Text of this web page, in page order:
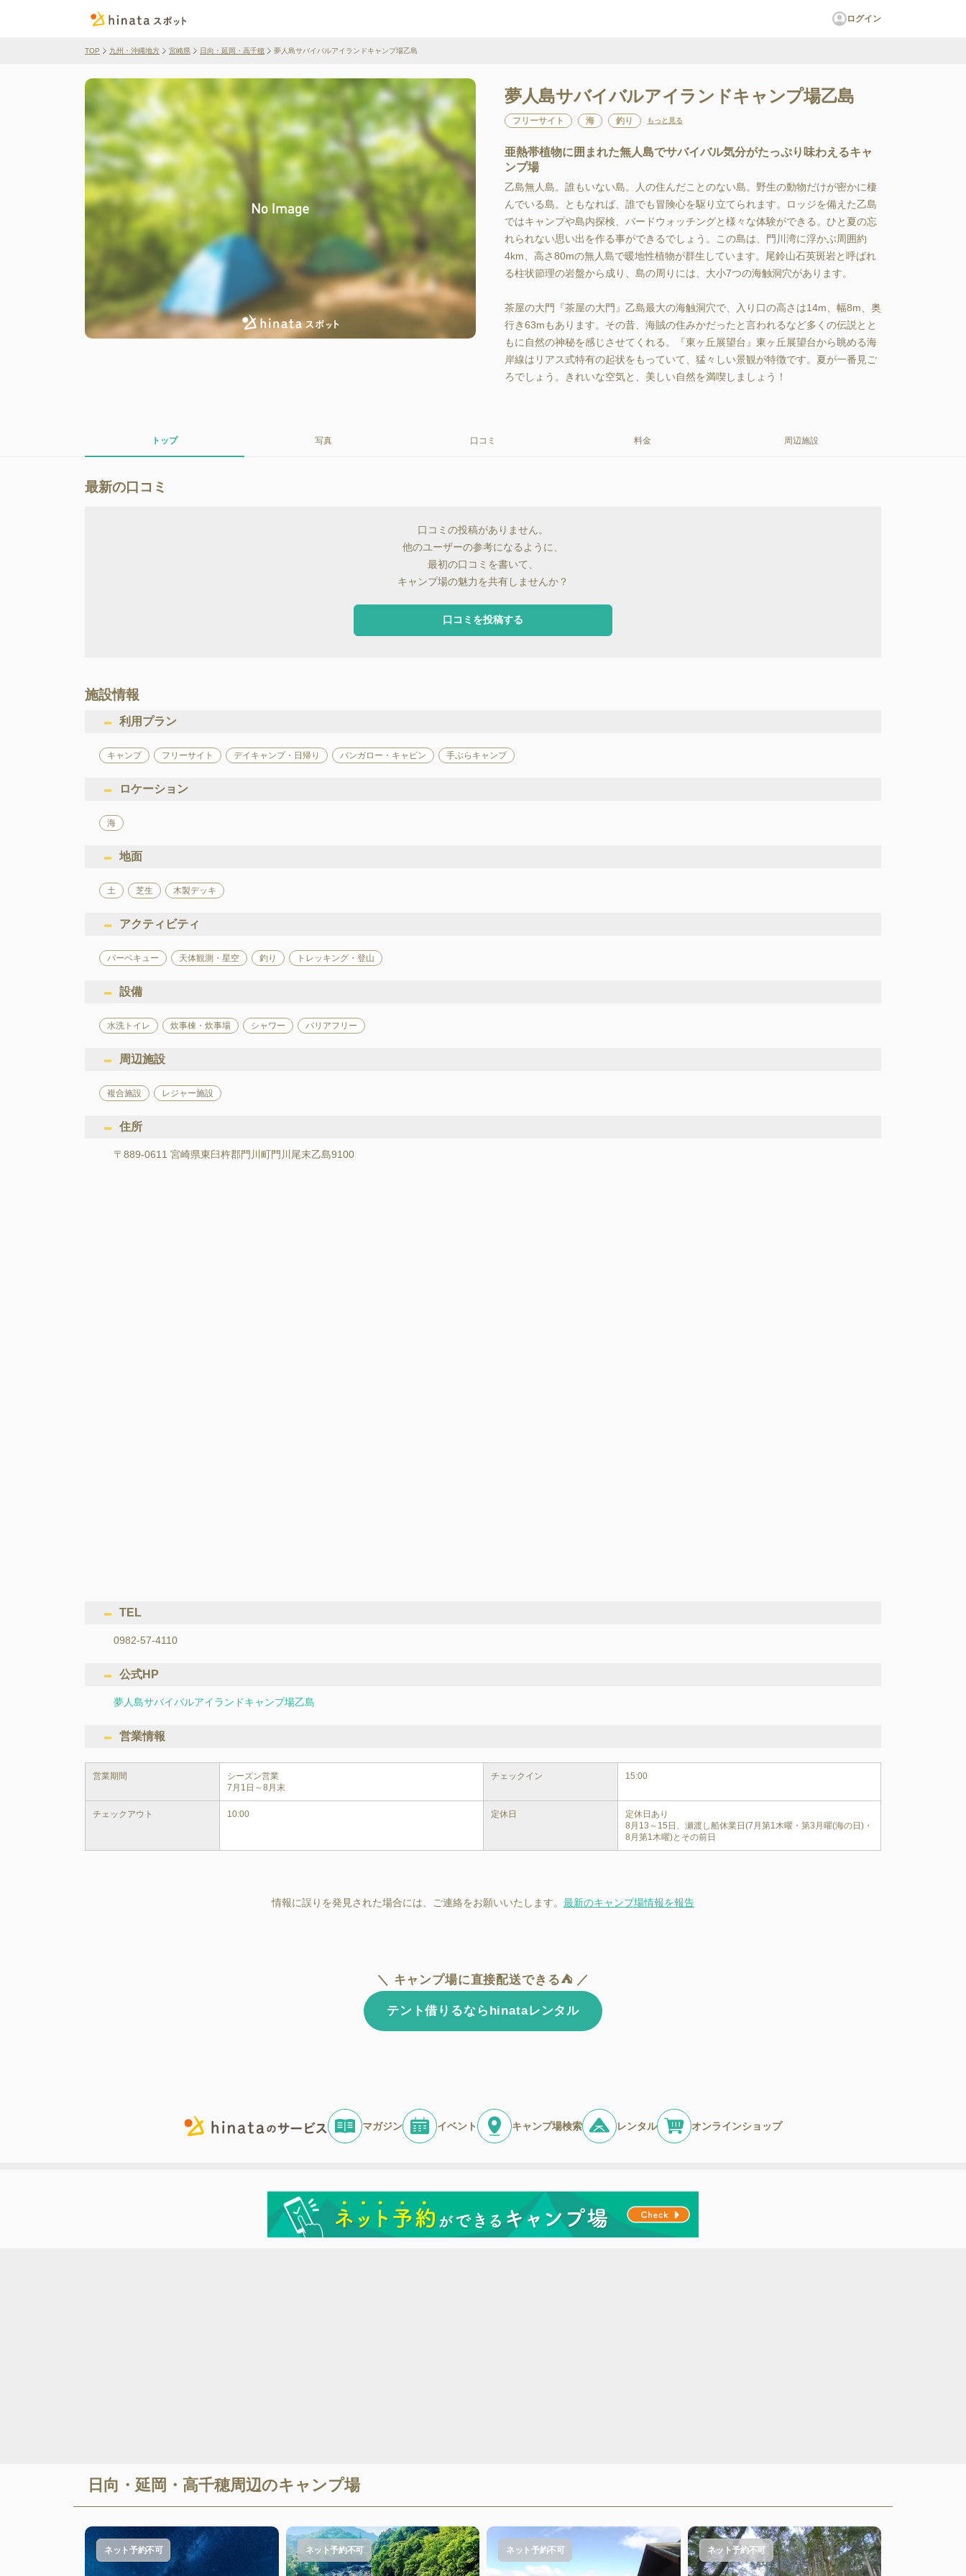
ログイン
TOP 九州・沖縄地方 宮崎県 日向・延岡・高千穂 夢人島サバイバルアイランドキャンプ場乙島
夢人島サバイバルアイランドキャンプ場乙島
フリーサイト 海 釣り もっと見る
亜熱帯植物に囲まれた無人島でサバイバル気分がたっぷり味わえるキャ
ンプ場
乙島無人島。誰もいない島。人の住んだことのない島。野生の動物だけが密かに棲
んでいる島。ともなれば、誰でも冒険心を駆り立てられます。ロッジを備えた乙島
ではキャンプや島内探検、バードウォッチングと様々な体験ができる。ひと夏の忘
れられない思い出を作る事ができるでしょう。この島は、門川湾に浮かぶ周囲約
4km、高さ80mの無人島で暖地性植物が群生しています。尾鈴山石英斑岩と呼ばれ
る柱状節理の岩盤から成り、島の周りには、大小7つの海触洞穴があります。
茶屋の大門『茶屋の大門』乙島最大の海触洞穴で、入り口の高さは14m、幅8m、奥
行き63mもあります。その昔、海賊の住みかだったと言われるなど多くの伝説とと
もに自然の神秘を感じさせてくれる。『東ヶ丘展望台』東ヶ丘展望台から眺める海
岸線はリアス式特有の起状をもっていて、猛々しい景観が特徴です。夏が一番見ご
ろでしょう。きれいな空気と、美しい自然を満喫しましょう！
トップ 写真 口コミ 料金 周辺施設
最新の口コミ
口コミの投稿がありません。
他のユーザーの参考になるように、
最初の口コミを書いて、
キャンプ場の魅力を共有しませんか？
口コミを投稿する
施設情報
利用プラン
キャンプ フリーサイト デイキャンプ・日帰り バンガロー・キャビン 手ぶらキャンプ
ロケーション
海
地面
土 芝生 木製デッキ
アクティビティ
バーベキュー 天体観測・星空 釣り トレッキング・登山
設備
水洗トイレ 炊事棟・炊事場 シャワー バリアフリー
周辺施設
複合施設 レジャー施設
住所
〒889-0611 宮崎県東臼杵郡門川町門川尾末乙島9100
TEL
0982-57-4110
公式HP
夢人島サバイバルアイランドキャンプ場乙島
営業情報
営業期間
シーズン営業
チェックイン 15:00
チェックアウト 10:00 定休日
定休日あり
8月13～15日、瀬渡し船休業日(7月第1木曜・第3月曜(海の日)・
情報に誤りを発見された場合には、ご連絡をお願いいたします。 最新のキャンプ場情報を報告
＼ キャンプ場に直接配送できる⛺ ／
テント借りるならhinataレンタル
マガジン イベント キャンプ場検索 レンタル オンラインショップ
日向・延岡・高千穂周辺のキャンプ場
ネット予約不可 ネット予約不可 ネット予約不可 ネット予約不可